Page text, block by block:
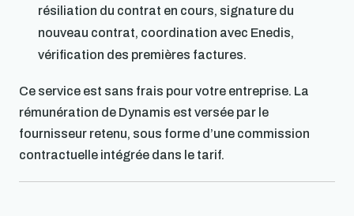
résiliation du contrat en cours, signature du
nouveau contrat, coordination avec Enedis,
vérification des premières factures.
Ce service est sans frais pour votre entreprise. La
rémunération de Dynamis est versée par le
fournisseur retenu, sous forme d’une commission
contractuelle intégrée dans le tarif.